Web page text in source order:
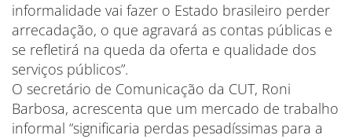
informalidade vai fazer o Estado brasileiro perder
arrecadação, o que agravará as contas públicas e
se refletirá na queda da oferta e qualidade dos
serviços públicos”.
O secretário de Comunicação da CUT, Roni
Barbosa, acrescenta que um mercado de trabalho
informal “significaria perdas pesadíssimas para a